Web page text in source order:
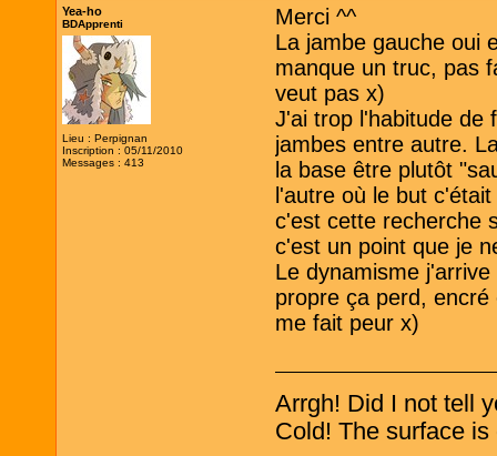
Yea-ho
BDApprenti
Lieu : Perpignan
Inscription : 05/11/2010
Messages : 413
Merci ^^
La jambe gauche oui
manque un truc, pas
veut pas x)
J'ai trop l'habitude de
jambes entre autre.
la base être plutôt
l'autre où le but
c'est cette recherche
c'est un point que je
Le dynamisme
propre ça perd,
me fait peur x)
Arrgh! Did I not tell
Cold! The surface